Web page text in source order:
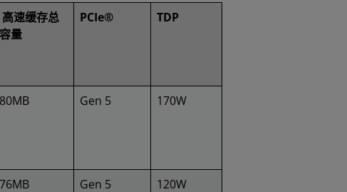
高速缓存总
容量
PCIe® TDP
80MB Gen 5 170W
76MB Gen 5 120W